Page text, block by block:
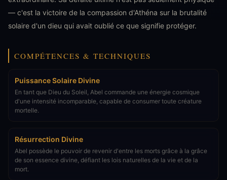
— c'est la victoire de la compassion d'Athéna sur la brutalité
solaire d'un dieu qui avait oublié ce que signifie protéger.
COMPÉTENCES & TECHNIQUES
Puissance Solaire Divine
En tant que Dieu du Soleil, Abel commande une énergie cosmique
d'une intensité incomparable, capable de consumer toute créature
mortelle.
Résurrection Divine
Abel possède le pouvoir de revenir d'entre les morts grâce à la grâce
de son essence divine, défiant les lois naturelles de la vie et de la
mort.